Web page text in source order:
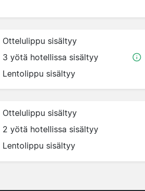
Ottelulippu sisältyy
3 yötä hotellissa sisältyy
Lentolippu sisältyy
Ottelulippu sisältyy
2 yötä hotellissa sisältyy
Lentolippu sisältyy